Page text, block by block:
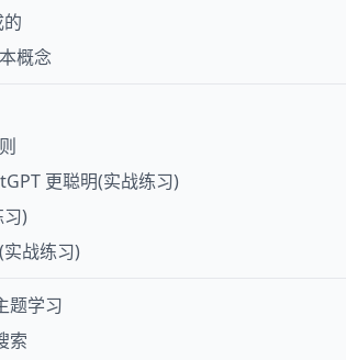
概念
更聪明(实战练习)
)
战练习)
题学习
索